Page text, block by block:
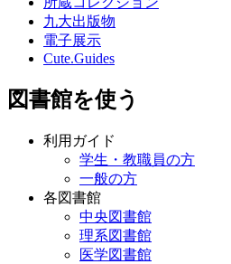
九大出版物
電子展示
Cute.Guides
図書館を使う
利用ガイド
学生・教職員の方
一般の方
各図書館
中央図書館
理系図書館
医学図書館